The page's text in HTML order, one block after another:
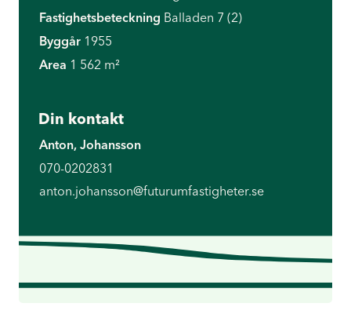
Fastighetsbeteckning Balladen 7 (2)
Byggår 1955
Area 1 562 m²
Din kontakt
Anton, Johansson
070-0202831
anton.johansson@futurumfastigheter.se